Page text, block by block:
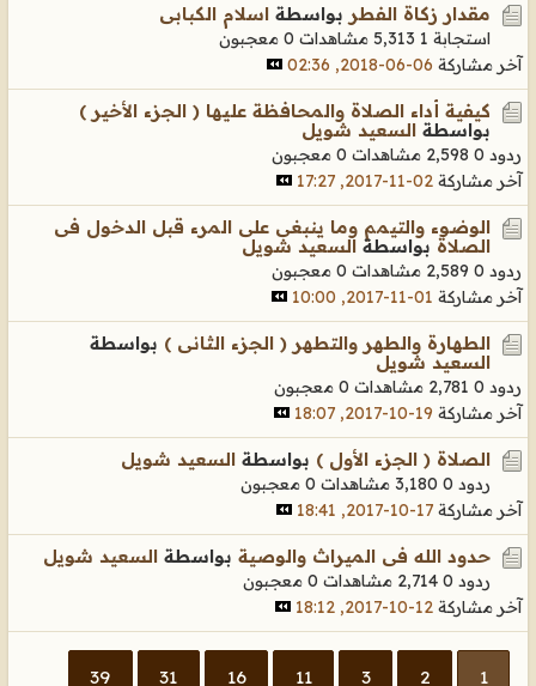
مقدار زكاة الفطر بواسطة اسلام الكبابى
استجابة 1 5,313 مشاهدات
0 معجبون
آخر مشاركة 06-06-2018, 02:36
كيفية أداء الصلاة والمحافظة عليها ( الجزء الأخير )
بواسطة السعيد شويل
ردود 0 2,598 مشاهدات
0 معجبون
آخر مشاركة 02-11-2017, 17:27
الوضوء والتيمم وما ينبغى على المرء قبل الدخول فى
الصلاة بواسطة السعيد شويل
ردود 0 2,589 مشاهدات
0 معجبون
آخر مشاركة 01-11-2017, 10:00
الطهارة والطهر والتطهر ( الجزء الثانى ) بواسطة
السعيد شويل
ردود 0 2,781 مشاهدات
0 معجبون
آخر مشاركة 19-10-2017, 18:07
الصلاة ( الجزء الأول ) بواسطة السعيد شويل
ردود 0 3,180 مشاهدات
0 معجبون
آخر مشاركة 17-10-2017, 18:41
حدود الله فى الميراث والوصية بواسطة السعيد شويل
ردود 0 2,714 مشاهدات
0 معجبون
آخر مشاركة 12-10-2017, 18:12
1
2
3
11
16
31
39